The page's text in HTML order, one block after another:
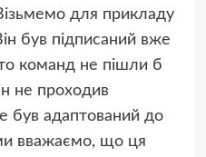
для прикладу
був підписаний вже
команд не пішли б
не проходив
був адаптований до
вважаємо, що ця